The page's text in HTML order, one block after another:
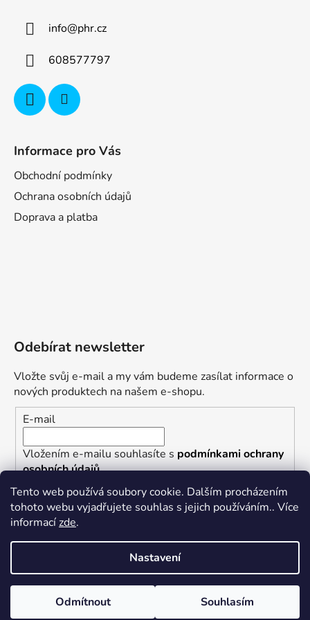
Tento web používá soubory cookie. Dalším procházením
tohoto webu vyjadřujete souhlas s jejich používáním.. Více
informacízde.
Nastavení
Odmítnout Souhlasím
info@phr.cz
608577797
Informace pro Vás
Obchodní podmínky
Ochrana osobních údajů
Doprava a platba
Odebírat newsletter
Vložte svůj e-mail a my vám budeme zasílat informace o
nových produktech na našem e-shopu.
E-mail
Vložením e-mailu souhlasíte s podmínkami ochrany
osobních údajů
PŘIHLÁSIT SE
Vytvořil Shoptet
Nastavil tým EshopyUmíme.cz
Copyright 2026Punkrock.cz/PHR Records. Všechna